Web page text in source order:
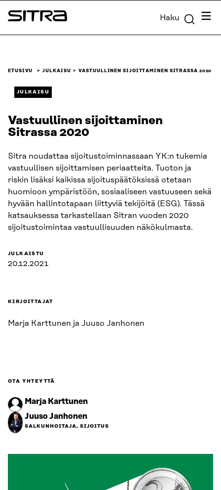
Siirry
suoraan
Sitra Haku
ETUSIVU JULKAISU VASTUULLINEN SIJOITTAMINEN SITRASSA 2020
JULKAISU
Vastuullinen sijoittaminen
Sitrassa 2020
Sitra noudattaa sijoitustoiminnassaan YK:n tukemia
vastuullisen sijoittamisen periaatteita. Tuoton ja
riskin lisäksi kaikissa sijoituspäätöksissä otetaan
huomioon ympäristöön, sosiaaliseen vastuuseen sekä
hyvään hallintotapaan liittyviä tekijöitä (ESG). Tässä
katsauksessa tarkastellaan Sitran vuoden 2020
sijoitustoimintaa vastuullisuuden näkökulmasta.
JULKAISTU
20.12.2021
KIRJOITTAJAT
Marja Karttunen ja Juuso Janhonen
OTA YHTEYTTÄ
Marja Karttunen
Juuso Janhonen
SALKUNHOITAJA, SIJOITUS